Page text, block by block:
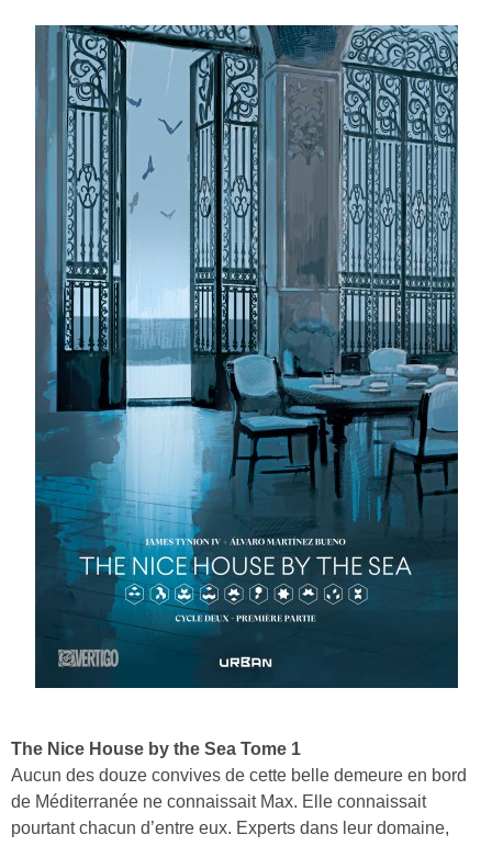
The Nice House by the Sea Tome 1
Aucun des douze convives de cette belle demeure en bord
de Méditerranée ne connaissait Max. Elle connaissait
pourtant chacun d’entre eux. Experts dans leur domaine,